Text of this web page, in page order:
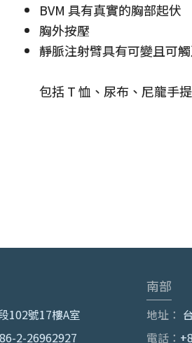
BVM 具有真實的胸部起伏
胸外按壓
靜脈注射臂具有可變且可
包括 T 恤、尿布、尼龍手
102號17樓A室
2-26962927
南部
地址：
電話：